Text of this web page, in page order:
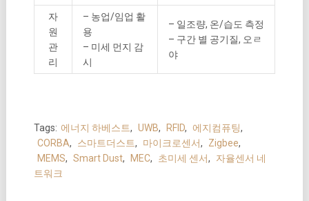
자
원
관
리
– 농업/임업 활
용
– 미세 먼지 감
시
– 일조량, 온/습도 측정
– 구간 별 공기질, 오ㄹ
야
Tags: 에너지 하베스트, UWB, RFID, 에지컴퓨팅,
CORBA, 스마트더스트, 마이크로센서, Zigbee,
MEMS, Smart Dust, MEC, 초미세 센서,
자율센서 네
트워크